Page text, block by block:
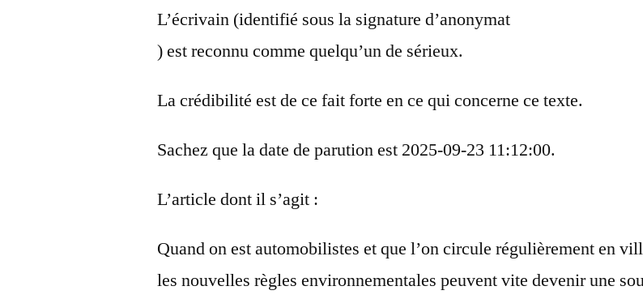
L’écrivain (identifié sous la signature d’anonymat
) est reconnu comme quelqu’un de sérieux.
La crédibilité est de ce fait forte en ce qui concerne ce texte.
Sachez que la date de parution est 2025-09-23 11:12:00.
L’article dont il s’agit :
Quand on est automobilistes et que l’on circule régulièrement en
les nouvelles règles environnementales peuvent vite devenir une